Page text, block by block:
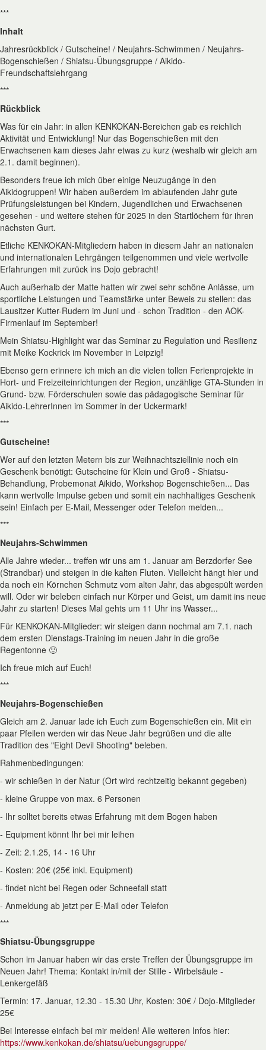
***
Inhalt
Jahresrückblick / Gutscheine! / Neujahrs-Schwimmen / Neujahrs-
Bogenschießen / Shiatsu-Übungsgruppe / Aikido-
Freundschaftslehrgang
***
Rückblick
Was für ein Jahr: in allen KENKOKAN-Bereichen gab es reichlich
Aktivität und Entwicklung! Nur das Bogenschießen mit den
Erwachsenen kam dieses Jahr etwas zu kurz (weshalb wir gleich am
2.1. damit beginnen).
Besonders freue ich mich über einige Neuzugänge in den
Aikidogruppen! Wir haben außerdem im ablaufenden Jahr gute
Prüfungsleistungen bei Kindern, Jugendlichen und Erwachsenen
gesehen - und weitere stehen für 2025 in den Startlöchern für ihren
nächsten Gurt.
Etliche KENKOKAN-Mitgliedern haben in diesem Jahr an nationalen
und internationalen Lehrgängen teilgenommen und viele wertvolle
Erfahrungen mit zurück ins Dojo gebracht!
Auch außerhalb der Matte hatten wir zwei sehr schöne Anlässe, um
sportliche Leistungen und Teamstärke unter Beweis zu stellen: das
Lausitzer Kutter-Rudern im Juni und - schon Tradition - den AOK-
Firmenlauf im September!
Mein Shiatsu-Highlight war das Seminar zu Regulation und Resilienz
mit Meike Kockrick im November in Leipzig!
Ebenso gern erinnere ich mich an die vielen tollen Ferienprojekte in
Hort- und Freizeiteinrichtungen der Region, unzählige GTA-Stunden in
Grund- bzw. Förderschulen sowie das pädagogische Seminar für
Aikido-LehrerInnen im Sommer in der Uckermark!
***
Gutscheine!
Wer auf den letzten Metern bis zur Weihnachtsziellinie noch ein
Geschenk benötigt: Gutscheine für Klein und Groß - Shiatsu-
Behandlung, Probemonat Aikido, Workshop Bogenschießen... Das
kann wertvolle Impulse geben und somit ein nachhaltiges Geschenk
sein! Einfach per E-Mail, Messenger oder Telefon melden...
***
Neujahrs-Schwimmen
Alle Jahre wieder... treffen wir uns am 1. Januar am Berzdorfer See
(Strandbar) und steigen in die kalten Fluten. Vielleicht hängt hier und
da noch ein Körnchen Schmutz vom alten Jahr, das abgespült werden
will. Oder wir beleben einfach nur Körper und Geist, um damit ins neue
Jahr zu starten! Dieses Mal gehts um 11 Uhr ins Wasser...
Für KENKOKAN-Mitglieder: wir steigen dann nochmal am 7.1. nach
dem ersten Dienstags-Training im neuen Jahr in die große
Regentonne 🙂
Ich freue mich auf Euch!
***
Neujahrs-Bogenschießen
Gleich am 2. Januar lade ich Euch zum Bogenschießen ein. Mit ein
paar Pfeilen werden wir das Neue Jahr begrüßen und die alte
Tradition des "Eight Devil Shooting" beleben.
Rahmenbedingungen:
- wir schießen in der Natur (Ort wird rechtzeitig bekannt gegeben)
- kleine Gruppe von max. 6 Personen
- Ihr solltet bereits etwas Erfahrung mit dem Bogen haben
- Equipment könnt Ihr bei mir leihen
- Zeit: 2.1.25, 14 - 16 Uhr
- Kosten: 20€ (25€ inkl. Equipment)
- findet nicht bei Regen oder Schneefall statt
- Anmeldung ab jetzt per E-Mail oder Telefon
***
Shiatsu-Übungsgruppe
Schon im Januar haben wir das erste Treffen der Übungsgruppe im
Neuen Jahr! Thema: Kontakt in/mit der Stille - Wirbelsäule -
Lenkergefäß
Termin: 17. Januar, 12.30 - 15.30 Uhr, Kosten: 30€ / Dojo-Mitglieder
25€
Bei Interesse einfach bei mir melden! Alle weiteren Infos hier:
https://www.kenkokan.de/shiatsu/uebungsgruppe/